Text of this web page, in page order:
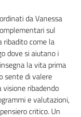
da Vanessa
sul
ribadito come la
dove si aiutano i
la vita prima
sente di valere
ribadendo
e valutazioni,
critico. Un